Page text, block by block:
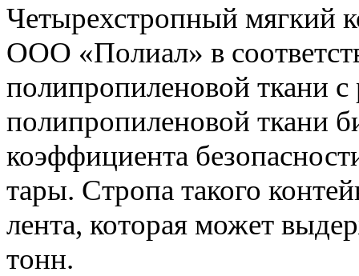
Четырехстропный мягкий
ООО «Полиал» в
полипропиленовой ткани
полипропиленовой ткани
коэффициента
тары. Стропа такого
лента, которая может
тонн.